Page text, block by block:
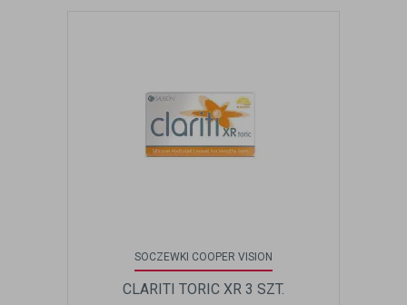
SOCZEWKI COOPER VISION
CLARITI TORIC XR 3 SZT.